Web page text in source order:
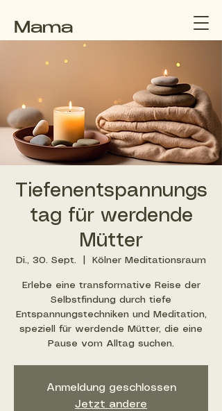
Mama
macht
Tiefenentspannungs
tag für werdende
Mütter
Di., 30. Sept. Kölner Meditationsraum
Erlebe eine transformative Reise der
Selbstfindung durch tiefe
Entspannungstechniken und Meditation,
speziell für werdende Mütter, die eine
Pause vom Alltag suchen.
Anmeldung geschlossen
Jetzt andere